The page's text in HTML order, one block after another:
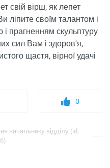
свій вірш, як лепет
ліпите своїм талантом і
прагненням скульптуру
сил Вам і здоров'я,
щастя, вірної удачі
0
начальнику відділу (id: